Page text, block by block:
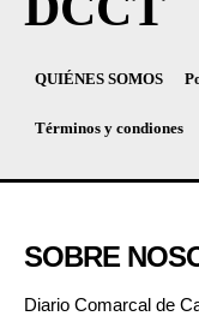
QUIÉNES SOMOS
Términos y condiones
SOBRE
Diario Comarcal de